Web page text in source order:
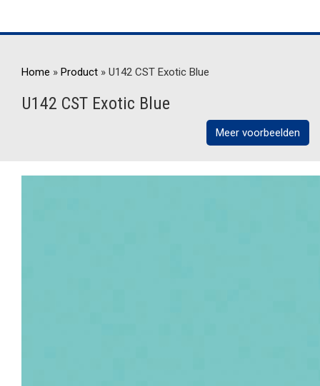
Home » Product » U142 CST Exotic Blue
U142 CST Exotic Blue
Meer voorbeelden